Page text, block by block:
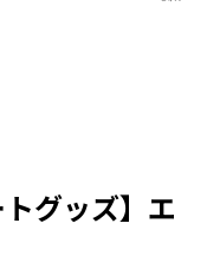
トグッズ】エ